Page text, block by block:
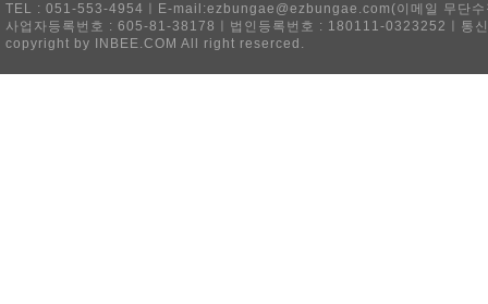
TEL : 051-553-4954ㅣE-mail:ezbungae@ezbungae.com(이메일 무단수
사업자등록번호 : 605-81-38178ㅣ법인등록번호 : 180111-0323252ㅣ통
copyright by INBEE.COM All right reserced.